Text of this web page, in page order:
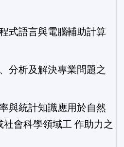
式語言與電腦輔助計算
分析及解決專業問題之
與統計知識應用於自然
社會科學領域工 作助力之